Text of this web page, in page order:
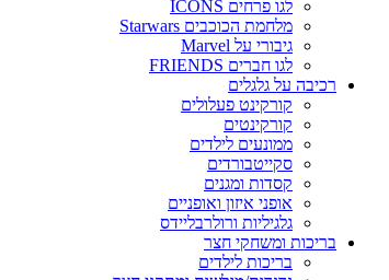
לגו פרחים ICONS
מלחמת הכוכבים Starwars
גיבורי על Marvel
לגו חברים FRIENDS
רכיבה על גלגלים
קורקינט פעלולים
קורקינטים
ממונעים לילדים
סקייטבורדים
קסדות ומגנים
אופני איזון ואופניים
גלגיליות ורולרבליידס
בריכות ומשחקי חצר
בריכות לילדים